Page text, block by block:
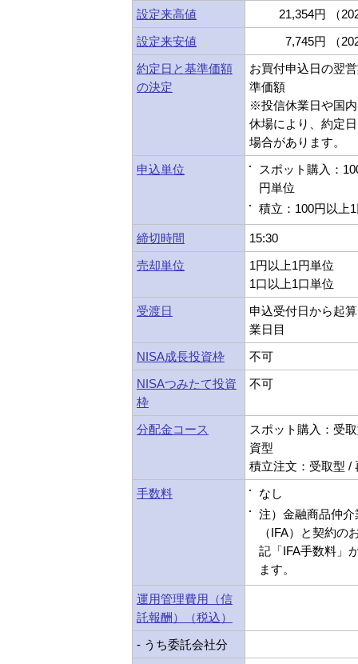
設定来高値
21,354円 （
設定来安値
7,745円 （
約定日と基準価額
の決定
お買付申込日の翌
準価額
※投信休業日や国
休場により、約定
場合があります。
申込単位
スポット購入：
円単位
積立：100円以上
締切時間
15:30
売却単位
1円以上1円単位
1口以上1口単位
受渡日
申込受付日から起
業日目
NISA成長投資枠
不可
NISAつみたて投資
枠
不可
分配金コース
スポット購入：受
資型
積立注文：受取型 /
手数料
なし
注）金融商品仲介
（IFA）と契約の
記「IFA手数料」
ます。
運用管理費用（信
託報酬）（税込）
- うち委託会社分